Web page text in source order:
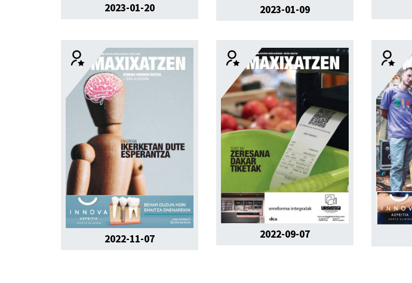
2023-01-20 2023-01-09
2022-11-07 2022-09-07